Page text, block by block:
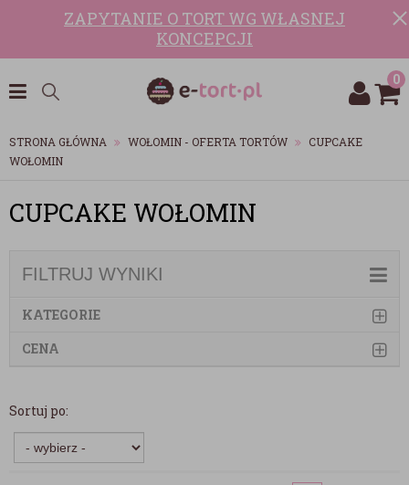
ZAPYTANIE O TORT WG WŁASNEJ
KONCEPCJI
0
STRONA GŁÓWNA WOŁOMIN - OFERTA TORTÓW
CUPCAKE
WOŁOMIN
CUPCAKE WOŁOMIN
FILTRUJ WYNIKI
KATEGORIE
CENA
Sortuj po: